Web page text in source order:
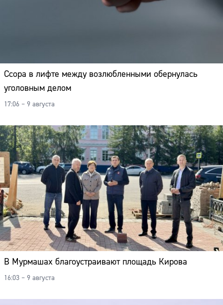
Ссора в лифте между возлюбленными обернулась
уголовным делом
17:06 – 9 августа
В Мурмашах благоустраивают площадь Кирова
16:03 – 9 августа